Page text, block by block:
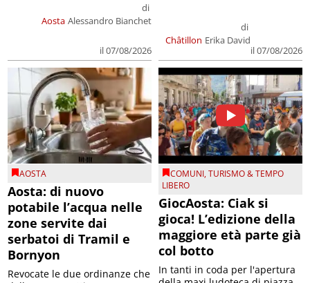
Aosta
di
Alessandro Bianchet
il 07/08/2026
Châtillon
di
Erika David
il 07/08/2026
AOSTA
Aosta: di nuovo
potabile l’acqua nelle
zone servite dai
serbatoi di Tramil e
Bornyon
Revocate le due ordinanze che
COMUNI,TURISMO & TEMPO
LIBERO
GiocAosta: Ciak si
gioca! L’edizione della
maggiore età parte già
col botto
In tanti in coda per l'apertura